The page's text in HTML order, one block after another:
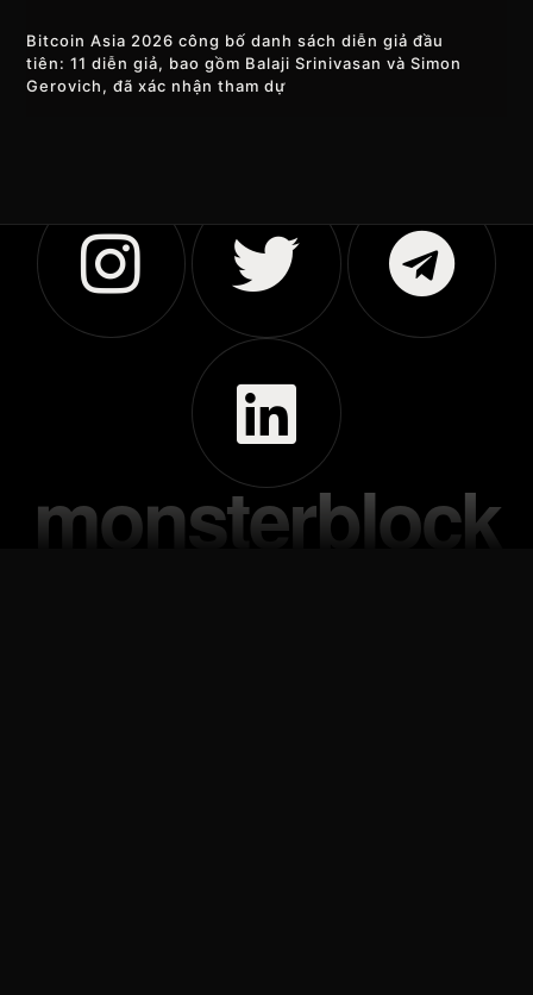
Bitcoin Asia 2026 công bố danh sách diễn giả đầu
tiên: 11 diễn giả, bao gồm Balaji Srinivasan và Simon
Gerovich, đã xác nhận tham dự